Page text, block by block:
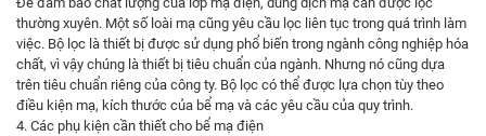
thường xuyên. Một số loài mạ cũng yêu cầu lọc liên tục trong quá trình làm
việc. Bộ lọc là thiết bị được sử dụng phổ biến trong ngành công nghiệp hóa
chất, vì vậy chúng là thiết bị tiêu chuẩn của ngành. Nhưng nó cũng dựa
trên tiêu chuẩn riêng của công ty. Bộ lọc có thể được lựa chọn tùy theo
điều kiện mạ, kích thước của bể mạ và các yêu cầu của quy trình.
4. Các phụ kiện cần thiết cho bể mạ điện